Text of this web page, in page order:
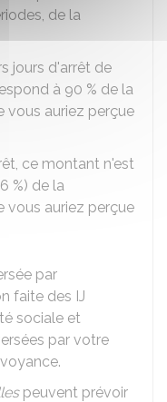
de la
jours d'arrêt de
à 90 % de la
vous auriez perçue
ce montant n'est
%) de la
vous auriez perçue
par
faite des IJ
sociale et
par votre
peuvent prévoir